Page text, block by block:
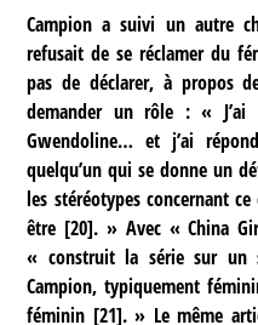
Campion a suivi un autre
refusait de se réclamer du
pas de déclarer, à propos
demander un rôle : « J’ai
Gwendoline… et j’ai
quelqu’un qui se donne un
les stéréotypes concernant
être [20]. » Avec « China
« construit la série sur un
Campion, typiquement
féminin [21]. » Le même